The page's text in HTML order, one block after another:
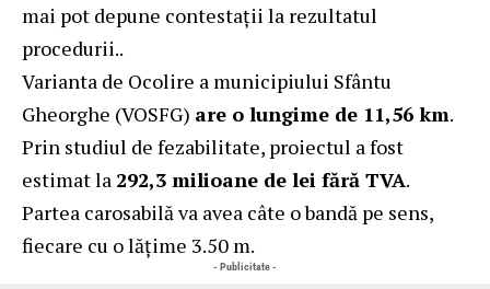
mai pot depune contestații la rezultatul
procedurii..
Varianta de Ocolire a municipiului Sfântu
Gheorghe (VOSFG) are o lungime de 11,56 km.
Prin studiul de fezabilitate, proiectul a fost
estimat la 292,3 milioane de lei fără TVA.
Partea carosabilă va avea câte o bandă pe sens,
fiecare cu o lățime 3.50 m.
- Publicitate -